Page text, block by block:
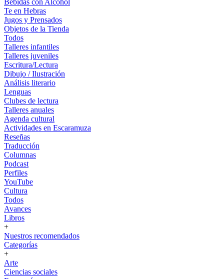
Bebidas con Alcohol
Te en Hebras
Jugos y Prensados
Objetos de la Tienda
Todos
Talleres infantiles
Talleres juveniles
Escritura/Lectura
Dibujo / Ilustración
Análisis literario
Lenguas
Clubes de lectura
Talleres anuales
Agenda cultural
Actividades en Escaramuza
Reseñas
Traducción
Columnas
Podcast
Perfiles
YouTube
Cultura
Todos
Avances
Libros
+
Nuestros recomendados
Categorías
+
Arte
Ciencias sociales